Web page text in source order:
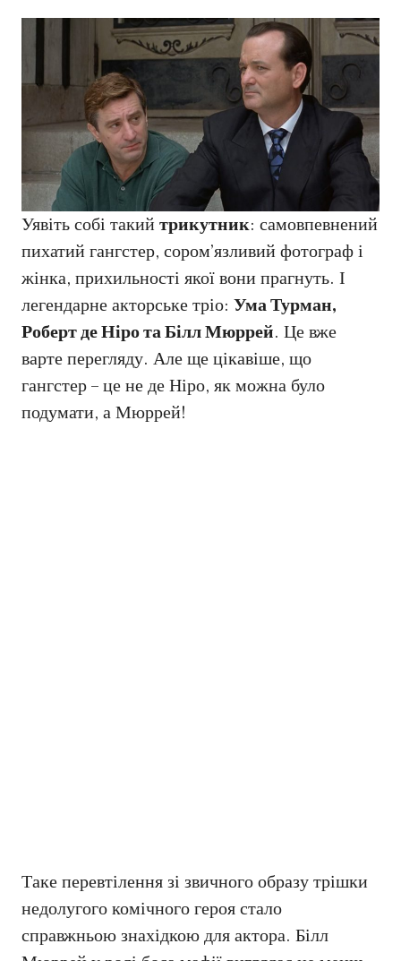
Уявіть собі такийтрикутник: самовпевнений
пихатий гангстер, сором’язливий фотограф і
жінка, прихильності якої вони прагнуть. І
легендарне акторське тріо: Ума Турман,
Роберт де Ніро та Білл Мюррей. Це вже
варте перегляду. Але ще цікавіше, що
гангстер – це не де Ніро, як можна було
подумати, а Мюррей!
Таке перевтілення зі звичного образу трішки
недолугого комічного героя стало
справжньою знахідкою для актора. Білл